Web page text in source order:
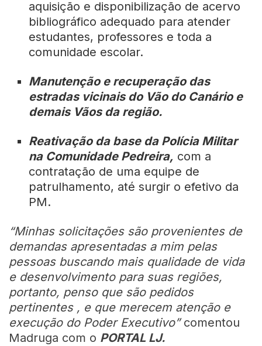
aquisição e disponibilização de acervo
bibliográfico adequado para atender
estudantes, professores e toda a
comunidade escolar.
Manutenção e recuperação das
estradas vicinais do Vão do Canário e
demais Vãos da região.
Reativação da base da Polícia Militar
na Comunidade Pedreira, com a
contratação de uma equipe de
patrulhamento, até surgir o efetivo da
PM.
“Minhas solicitações são provenientes de
demandas apresentadas a mim pelas
pessoas buscando mais qualidade de vida
e desenvolvimento para suas regiões,
portanto, penso que são pedidos
pertinentes , e que merecem atenção e
execução do Poder Executivo”comentou
Madruga com o PORTAL LJ.